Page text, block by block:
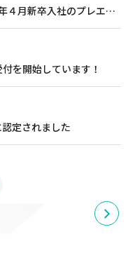
４月新卒入社のプレエン
を開始しています！
定されました